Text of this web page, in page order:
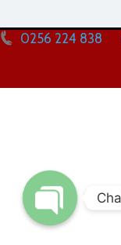
0256 224 838